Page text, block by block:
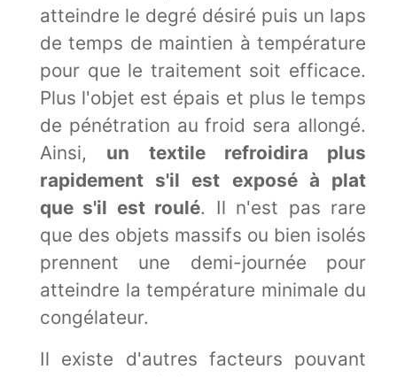
atteindre le degré désiré puis un laps
de temps de maintien à température
pour que le traitement soit efficace.
Plus l'objet est épais et plus le temps
de pénétration au froid sera allongé.
Ainsi, un textile refroidira plus
rapidement s'il est exposé à plat
que s'il est roulé. Il n'est pas rare
que des objets massifs ou bien isolés
prennent une demi-journée pour
atteindre la température minimale du
congélateur.
Il existe d'autres facteurs pouvant